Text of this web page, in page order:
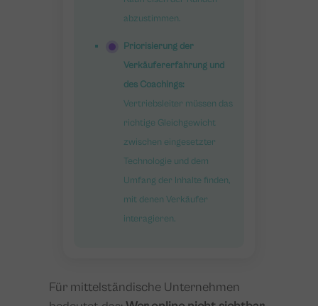
abzustimmen.
Priorisierung der
Verkäufererfahrung und
des Coachings:
Vertriebsleiter müssen das
richtige Gleichgewicht
zwischen eingesetzter
Technologie und dem
Umfang der Inhalte finden,
mit denen Verkäufer
interagieren.
Für mittelständische Unternehmen